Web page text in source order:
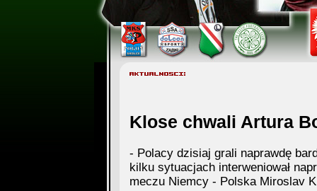
Klose chwali Artura
- Polacy dzisiaj grali naprawdę
kilku sytuacjach interweniował
meczu Niemcy - Polska Miroslav